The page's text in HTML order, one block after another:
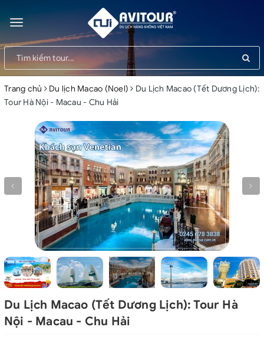
Toggle
navigation
Trang chủ Du lịch Macao (Noel)
Du Lịch Macao (Tết Dương Lịch):
Tour Hà Nội - Macau - Chu Hải
Du Lịch Macao (Tết Dương Lịch): Tour Hà
Nội - Macau - Chu Hải